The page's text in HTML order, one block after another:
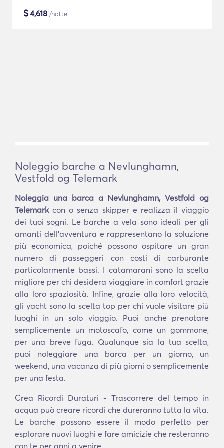
$4,618 /notte
Noleggio barche a Nevlunghamn,
Vestfold og Telemark
Noleggia una barca a Nevlunghamn, Vestfold og
Telemarkcon o senza skipper e realizza il viaggio
dei tuoi sogni. Le barche a vela sono ideali per gli
amanti dell'avventura e rappresentano la soluzione
più economica, poiché possono ospitare un gran
numero di passeggeri con costi di carburante
particolarmente bassi. I catamarani sono la scelta
migliore per chi desidera viaggiare in comfort grazie
alla loro spaziosità. Infine, grazie alla loro velocità,
gli yacht sono la scelta top per chi vuole visitare più
luoghi in un solo viaggio. Puoi anche prenotare
semplicemente un motoscafo, come un gommone,
per una breve fuga. Qualunque sia la tua scelta,
puoi noleggiare una barca per un giorno, un
weekend, una vacanza di più giorni o semplicemente
per una festa.
Crea Ricordi Duraturi - Trascorrere del tempo in
acqua può creare ricordi che dureranno tutta la vita.
Le barche possono essere il modo perfetto per
esplorare nuovi luoghi e fare amicizie che resteranno
con te per anni a venire.